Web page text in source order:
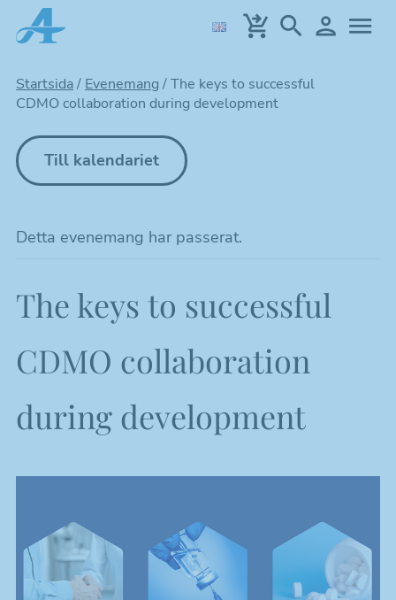
Hoppa
till
Startsida/ Evenemang /The keys to successful
CDMO collaboration during development
Till kalendariet
Detta evenemang har passerat.
The keys to successful
CDMO collaboration
during development